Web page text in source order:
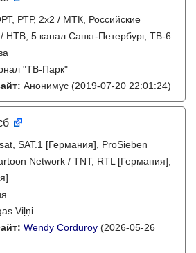
РТР, 2х2 / МТК, Российские
НТВ, 5 канал Санкт-Петербург, ТВ-6
"ТВ-Парк"
Анонимус (2019-07-20 22:01:24)
SAT.1 [Германия], ProSieben
Network / TNT, RTL [Германия],
Viļņi
Wendy Corduroy (2026-05-26